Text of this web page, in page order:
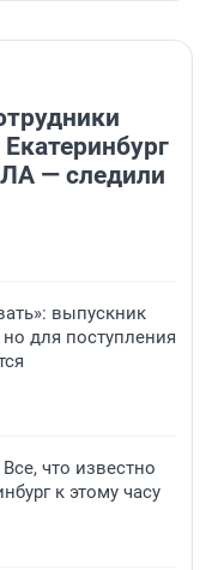
— следили
выпускник
для поступления
что известно
к этому часу